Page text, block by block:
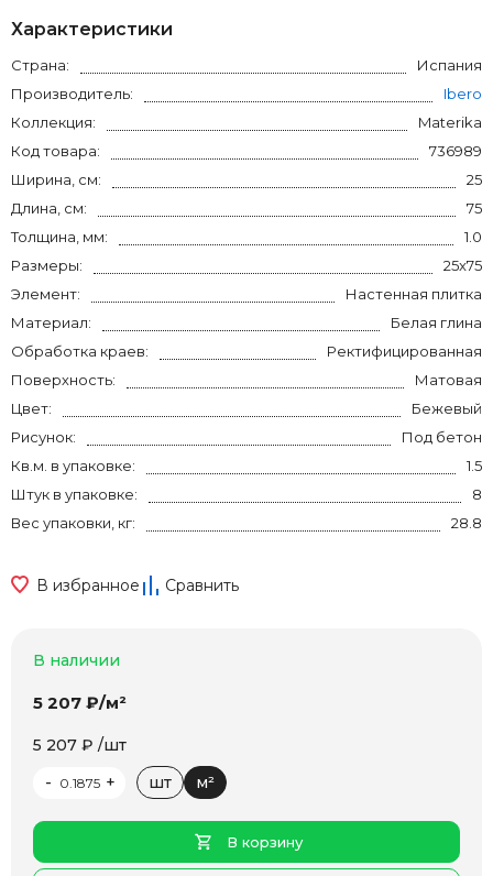
Характеристики
Страна:
Испания
Производитель:
Ibero
Коллекция:
Materika
Код товара:
736989
Ширина, см:
25
Длина, см:
75
Толщина, мм:
1.0
Размеры:
25x75
Элемент:
Настенная плитка
Материал:
Белая глина
Обработка краев:
Ректифицированная
Поверхность:
Матовая
Цвет:
Бежевый
Рисунок:
Под бетон
Кв.м. в упаковке:
1.5
Штук в упаковке:
8
Вес упаковки, кг:
28.8
В избранное Сравнить
В наличии
5 207 ₽/м²
5 207 ₽ /шт
-
+ шт м²
В корзину